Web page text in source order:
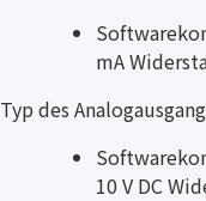
mA
Typ des
10 V DC